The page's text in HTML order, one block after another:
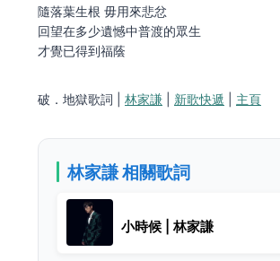
隨落葉生根 毋用來悲忿
回望在多少遺憾中普渡的眾生
才覺已得到福蔭
破．地獄歌詞 | 林家謙 新歌快遞 主頁
林家謙 相關歌詞
小時候 | 林家謙